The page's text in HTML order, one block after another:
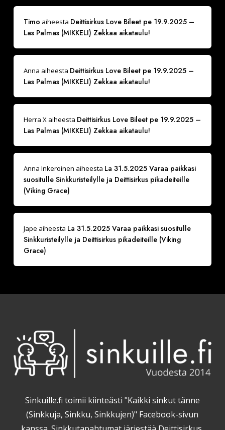
Timo aiheesta Deittisirkus Love Bileet pe 19.9.2025 –
Las Palmas (MIKKELI) Zekkaa aikataulu!
Anna aiheesta Deittisirkus Love Bileet pe 19.9.2025 –
Las Palmas (MIKKELI) Zekkaa aikataulu!
Herra Xaiheesta Deittisirkus Love Bileet pe 19.9.2025 –
Las Palmas (MIKKELI) Zekkaa aikataulu!
Anna Inkeroinen aiheesta La 31.5.2025 Varaa paikkasi
suositulle Sinkkuristeilylle ja Deittisirkus pikadeiteille
(Viking Grace)
Jape aiheesta La 31.5.2025 Varaa paikkasi suositulle
Sinkkuristeilylle ja Deittisirkus pikadeiteille (Viking
Grace)
Sinkuille.fi toimii kiinteästi "Kaikki sinkut tänne
(Sinkkuja, Sinkku, Sinkkujen)" Facebook-sivun